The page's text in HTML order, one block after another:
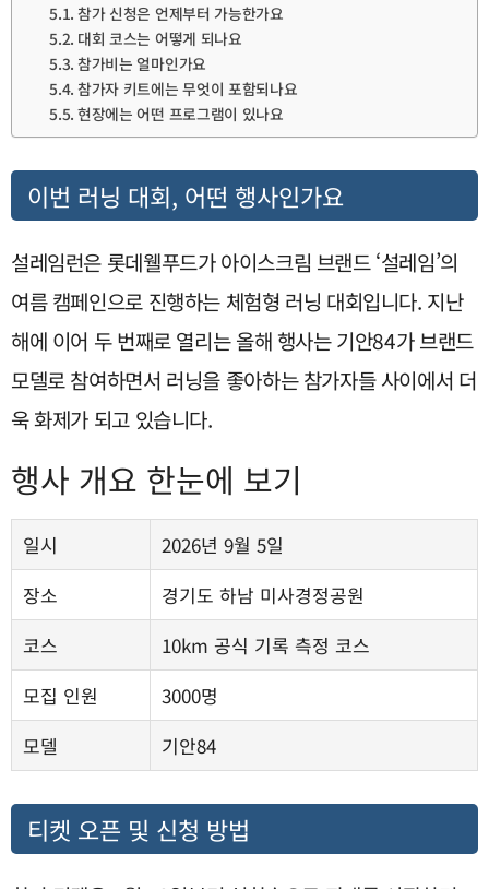
참가 신청은 언제부터 가능한가요
대회 코스는 어떻게 되나요
참가비는 얼마인가요
참가자 키트에는 무엇이 포함되나요
현장에는 어떤 프로그램이 있나요
이번 러닝 대회, 어떤 행사인가요
설레임런은 롯데웰푸드가 아이스크림 브랜드 ‘설레임’의
여름 캠페인으로 진행하는 체험형 러닝 대회입니다. 지난
해에 이어 두 번째로 열리는 올해 행사는 기안84가 브랜드
모델로 참여하면서 러닝을 좋아하는 참가자들 사이에서 더
욱 화제가 되고 있습니다.
행사 개요 한눈에 보기
일시
2026년 9월 5일
장소
경기도 하남 미사경정공원
코스
10km 공식 기록 측정 코스
모집 인원
3000명
모델
기안84
티켓 오픈 및 신청 방법